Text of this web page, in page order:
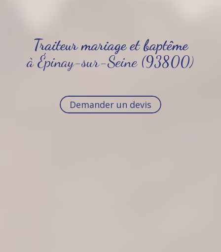
Traiteur mariage et baptême
à Épinay-sur-Seine (93800)
Demander un devis